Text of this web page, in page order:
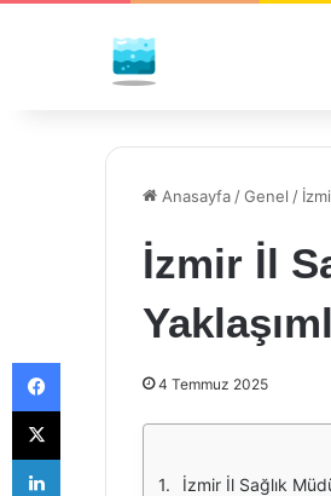
Anasayfa /Genel /
İzmir İl
4 Temmuz 2025
İzmir İl Sağlık
Facebook
X
LinkedIn